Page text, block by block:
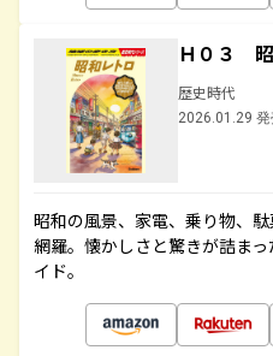
Ｈ０３
歴史時代
2026.01.29
昭和の風景、家電、乗り物、
網羅。懐かしさと驚きが詰ま
イド。